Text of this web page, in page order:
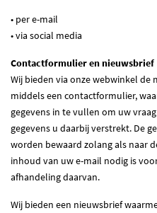
• per e-mail
• via social media
Contactformulier en nieuwsbrief
Wij bieden via onze webwinkel
middels een contactformulier,
gegevens in te vullen om uw
gegevens u daarbij verstrekt. De
worden bewaard zolang als naar
inhoud van uw e-mail nodig is
afhandeling daarvan.
Wij bieden een nieuwsbrief